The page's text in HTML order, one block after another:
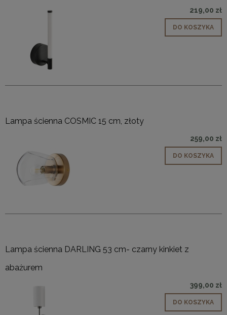
219,00 zł
DO KOSZYKA
Lampa ścienna COSMIC 15 cm, złoty
259,00 zł
DO KOSZYKA
Lampa ścienna DARLING 53 cm- czarny kinkiet z
abażurem
399,00 zł
DO KOSZYKA